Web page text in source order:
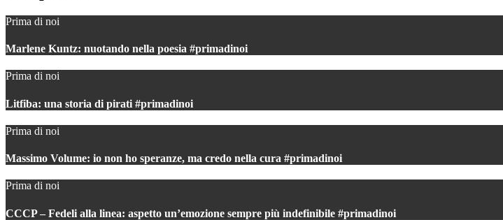
Prima di noi
Marlene Kuntz: nuotando nella poesia #primadinoi
Prima di noi
Litfiba: una storia di pirati #primadinoi
Prima di noi
Massimo Volume: io non ho speranze, ma credo nella cura #primadinoi
Prima di noi
CCCP – Fedeli alla linea: aspetto un’emozione sempre più indefinibile #primadinoi